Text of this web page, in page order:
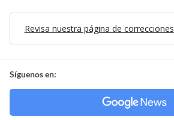
Revisa nuestra página de correcciones
Síguenos en: